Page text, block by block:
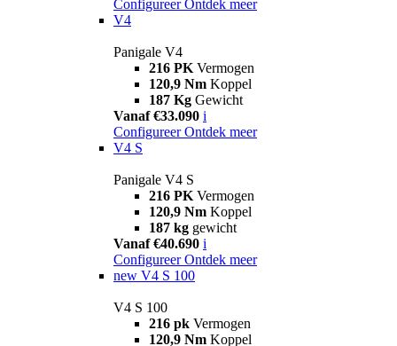
Configureer Ontdek meer
V4
Panigale V4
216 PK Vermogen
120,9 Nm Koppel
187 Kg Gewicht
Vanaf €33.090 i
Configureer Ontdek meer
V4 S
Panigale V4 S
216 PK Vermogen
120,9 Nm Koppel
187 kg gewicht
Vanaf €40.690 i
Configureer Ontdek meer
new V4 S 100
V4 S 100
216 pk Vermogen
120,9 Nm Koppel